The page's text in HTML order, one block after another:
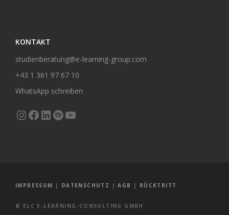
KONTAKT
studienberatung@e-learning-group.com
+43 1 361 97 67 10
WhatsApp schreiben
Instagram
Facebook
LinkedIn
Spotify
YouTube
IMPRESSUM | DATENSCHUTZ |AGB | RÜCKTRITT
© ELC E-LEARNING-CONSULTING GMBH